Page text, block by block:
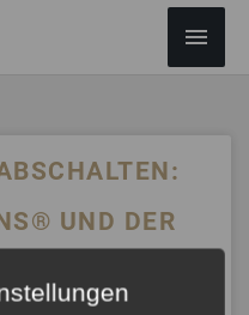
UND DER